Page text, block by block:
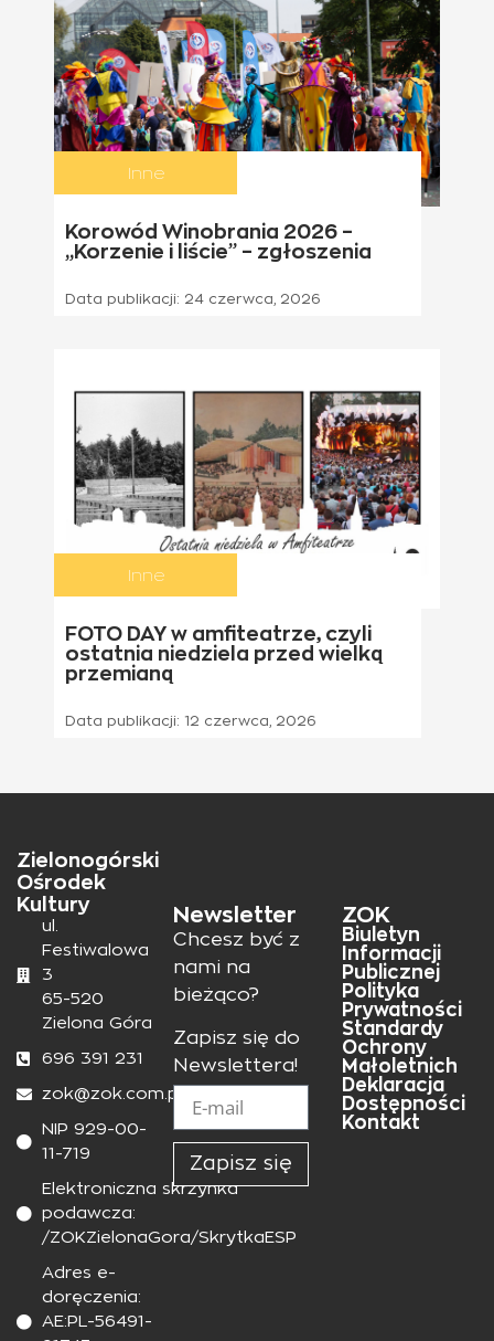
Inne
Korowód Winobrania 2026 –
„Korzenie i liście” – zgłoszenia
Data publikacji: 24 czerwca, 2026
Inne
FOTO DAY w amfiteatrze, czyli
ostatnia niedziela przed wielką
przemianą
Data publikacji: 12 czerwca, 2026
Zielonogórski
Ośrodek
Kultury
ul.
Festiwalowa
3
65-520
Zielona Góra
696 391 231
zok@zok.com.pl
NIP 929-00-
11-719
Elektroniczna skrzynka
podawcza:
/ZOKZielonaGora/SkrytkaESP
Adres e-
doręczenia:
AE:PL-56491-
Newsletter
Chcesz być z
nami na
bieżąco?
Zapisz się do
Newslettera!
Zapisz się
ZOK
Biuletyn
Informacji
Publicznej
Polityka
Prywatności
Standardy
Ochrony
Małoletnich
Deklaracja
Dostępności
Kontakt